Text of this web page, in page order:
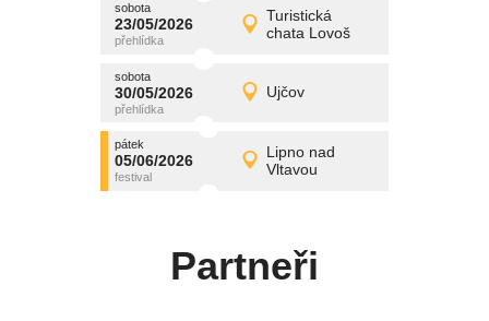
sobota
23/05/2026
Turistická
chata Lovoš
sobota
23/05/2026 Detail
promítání
sobota
30/05/2026 Ujčov
sobota
30/05/2026 Detail
promítání
pátek
05/06/2026
Lipno nad
Vltavou
pátek
05/06/2026 Detail
promítání
Partneři